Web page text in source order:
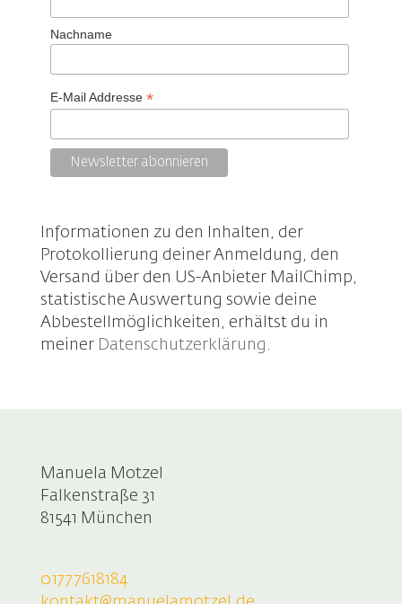
Nachname
E-Mail Addresse *
Informationen zu den Inhalten, der
Protokollierung deiner Anmeldung, den
Versand über den US-Anbieter MailChimp,
statistische Auswertung sowie deine
Abbestellmöglichkeiten, erhältst du in
meiner Datenschutzerklärung .
Manuela Motzel
Falkenstraße 31
81541 München
0177.7618184